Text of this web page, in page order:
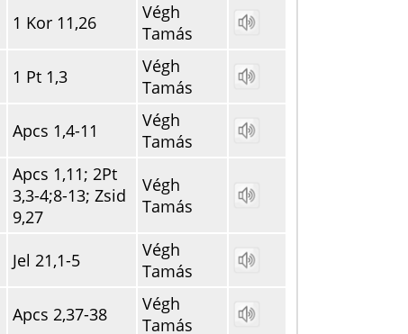
1 Kor 11,26
Végh
Tamás
1 Pt 1,3
Végh
Tamás
Apcs 1,4-11
Végh
Tamás
Apcs 1,11; 2Pt
3,3-4;8-13; Zsid
9,27
Végh
Tamás
Jel 21,1-5
Végh
Tamás
Apcs 2,37-38
Végh
Tamás